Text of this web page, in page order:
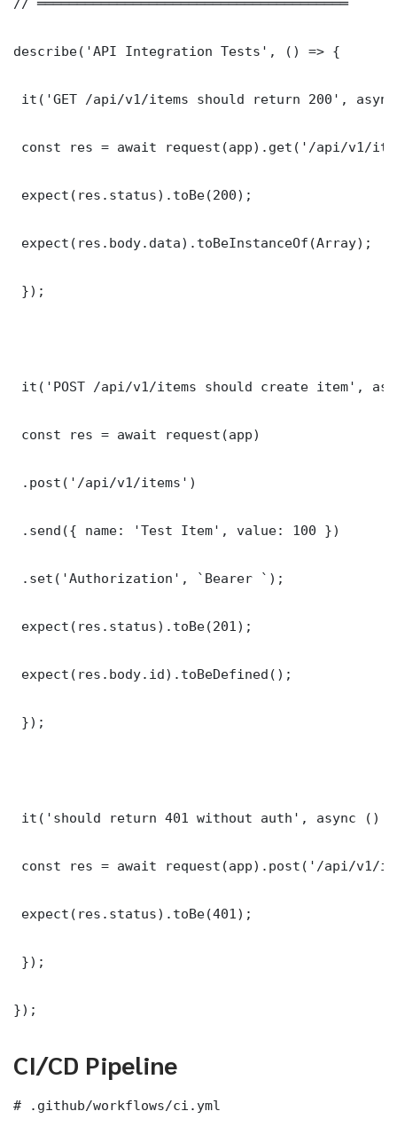
describe('API Integration Tests', () => {
it('GET /api/v1/items should return 200',
const res = await request(app).get('/api/v1/
expect(res.status).toBe(200);
expect(res.body.data).toBeInstanceOf(Array);
});
it('POST /api/v1/items should create item',
const res = await request(app)
.post('/api/v1/items')
.send({ name: 'Test Item', value: 100 })
.set('Authorization', `Bearer `);
expect(res.status).toBe(201);
expect(res.body.id).toBeDefined();
});
it('should return 401 without auth', async ()
const res = await request(app).post('/api/v1/
expect(res.status).toBe(401);
});
});
CI/CD Pipeline
# .github/workflows/ci.yml